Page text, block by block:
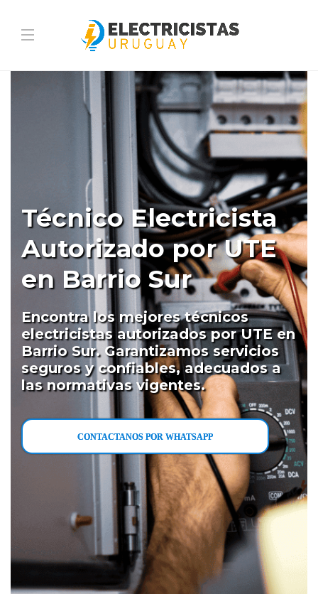
Técnico Electricista
Autorizado por UTE
en Barrio Sur
Encontra los mejores técnicos
electricistas autorizados por UTE en
Barrio Sur. Garantizamos servicios
seguros y confiables, adecuados a
las normativas vigentes.
CONTACTANOS POR WHATSAPP